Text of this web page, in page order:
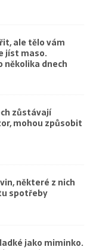
ale tělo vám
jíst maso.
několika dnech
zůstávají
mohou způsobit
některé z nich
spotřeby
jako miminko.